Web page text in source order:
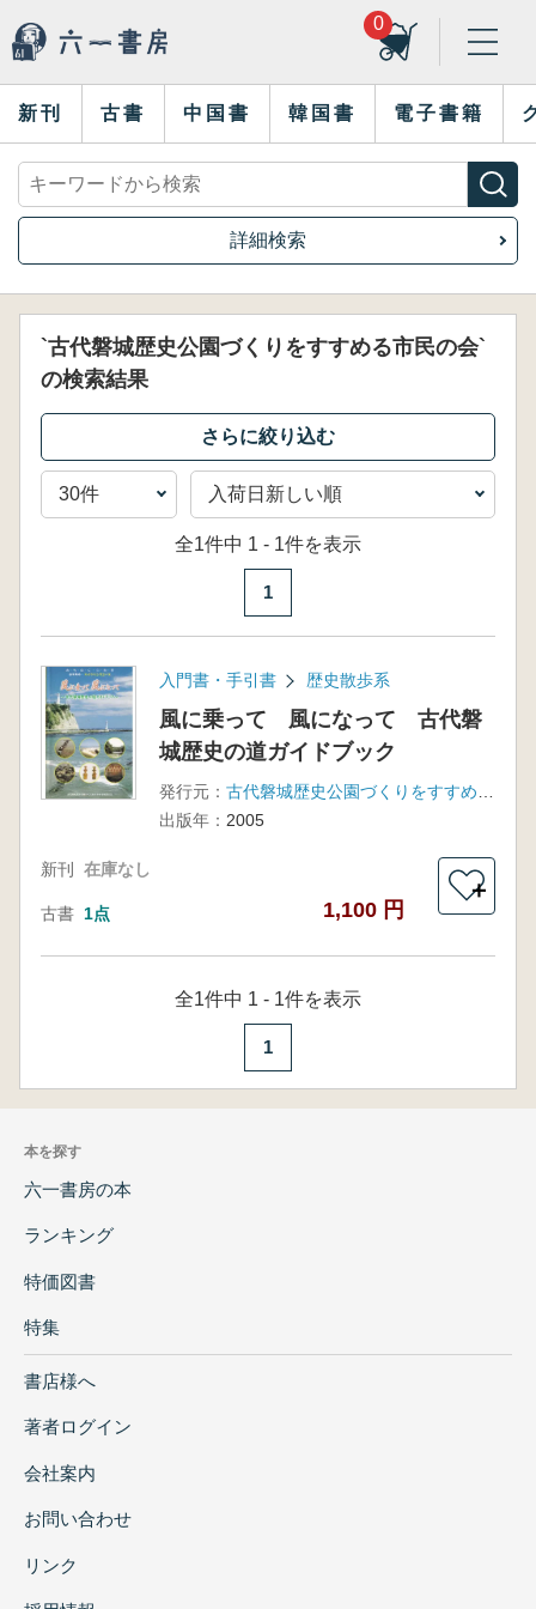
0
新刊 古書 中国書 韓国書 電子書籍
詳細検索
`古代磐城歴史公園づくりをすすめる市民の会`
の検索結果
全1件中 1 - 1件を表示
1
入門書・手引書 歴史散歩系
風に乗って 風になって 古代磐
城歴史の道ガイドブック
発行元：
出版年： 2005
新刊 在庫なし
古書 1点 1,100 円
＋
全1件中 1 - 1件を表示
1
本を探す
六一書房の本
ランキング
特価図書
特集
書店様へ
著者ログイン
会社案内
お問い合わせ
リンク